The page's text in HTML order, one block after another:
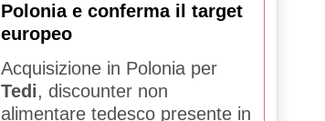
Polonia e conferma il target
europeo
Acquisizione in Polonia per
Tedi, discounter non
alimentare tedesco presente in